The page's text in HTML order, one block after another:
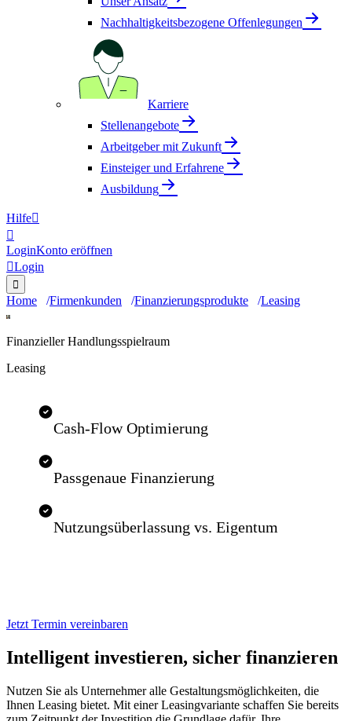
Nachhaltigkeitsbezogene Offenlegungen
Karriere
Stellenangebote
Arbeitgeber mit Zukunft
Einsteiger und Erfahrene
Ausbildung
Hilfe

LoginKonto eröffnen
Login

Home Firmenkunden Finanzierungsprodukte Leasing
Finanzieller Handlungsspielraum
Leasing
Cash-Flow Optimierung
Passgenaue Finanzierung
Nutzungsüberlassung vs. Eigentum
Jetzt Termin vereinbaren
Intelligent investieren, sicher finanzieren
Nutzen Sie als Unternehmer alle Gestaltungsmöglichkeiten, die
Ihnen Leasing bietet. Mit einer Leasingvariante schaffen Sie bereits